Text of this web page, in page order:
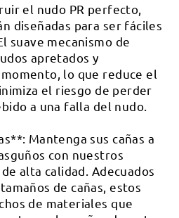
el nudo PR perfecto,
diseñadas para ser fáciles
suave mecanismo de
apretados y
lo que reduce el
el riesgo de perder
a una falla del nudo.
Mantenga sus cañas a
con nuestros
alta calidad. Adecuados
de cañas, estos
de materiales que